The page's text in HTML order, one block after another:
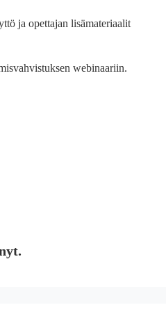
ja opettajan lisämateriaalit
webinaariin.